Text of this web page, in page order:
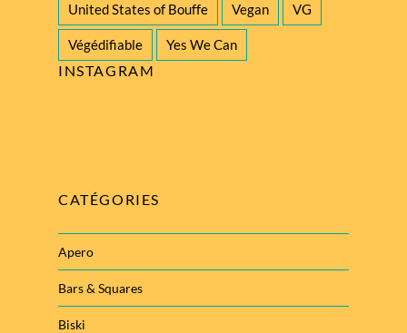
United States of Bouffe Vegan VG
Végédifiable Yes We Can
INSTAGRAM
CATÉGORIES
Apero
Bars & Squares
Biski